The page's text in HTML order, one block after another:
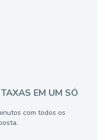
EM UM SÓ
com todos os